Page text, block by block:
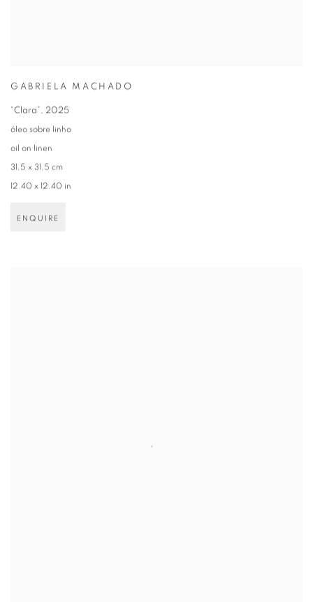
GABRIELA MACHADO
“Clara”, 2025
óleo sobre linho
oil on linen
31,5 x 31,5 cm
12.40 x 12.40 in
ENQUIRE